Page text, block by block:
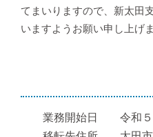
てまいりますので、新太田
いますようお願い申し上げま
業務開始日 令和５